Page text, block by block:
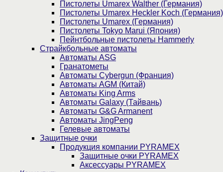
Пистолеты Umarex Walther (Германия)
Пистолеты Umarex Heckler Koch (Германия)
Пистолеты Umarex (Германия)
Пистолеты Tokyo Marui (Япония)
Пейнтбольные пистолеты Hammerly
Страйкбольные автоматы
Автоматы ASG
Гранатометы
Автоматы Cybergun (Франция)
Автоматы AGM (Китай)
Автоматы King Arms
Автоматы Galaxy (Тайвань)
Автоматы G&G Armanent
Автоматы JingPeng
Гелевые автоматы
Защитные очки
Продукция компании PYRAMEX
Защитные очки PYRAMEX
Аксессуары PYRAMEX